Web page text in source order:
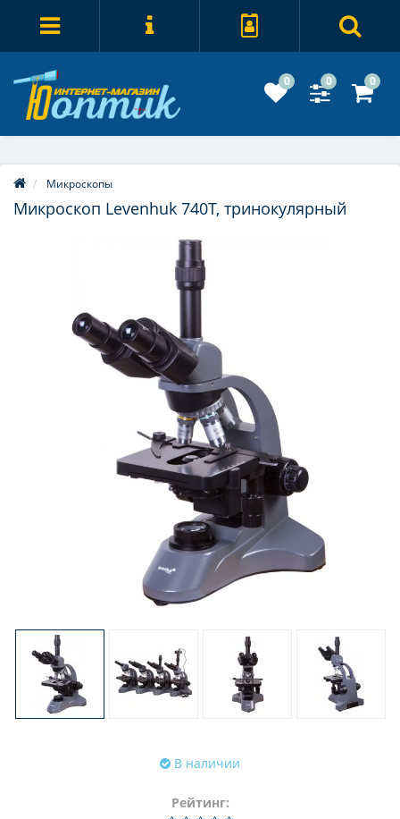
0 0 0
Микроскопы
Микроскоп Levenhuk 740T, тринокулярный
В наличии
Рейтинг: